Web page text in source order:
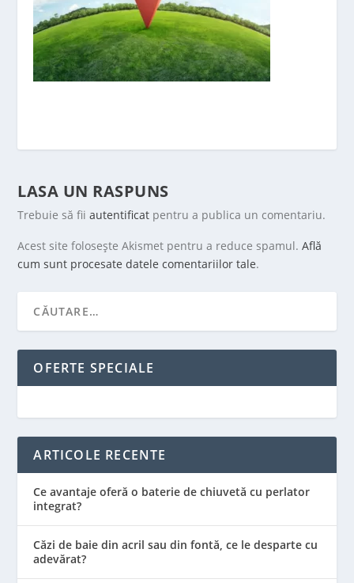
LASA UN RASPUNS
Trebuie să fiiautentificat pentru a publica un comentariu.
Acest site folosește Akismet pentru a reduce spamul.Află
cum sunt procesate datele comentariilor tale.
OFERTE SPECIALE
ARTICOLE RECENTE
Ce avantaje oferă o baterie de chiuvetă cu perlator
integrat?
Căzi de baie din acril sau din fontă, ce le desparte cu
adevărat?